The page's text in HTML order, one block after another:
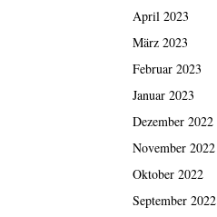
April 2023
März 2023
Februar 2023
Januar 2023
Dezember 2022
November 2022
Oktober 2022
September 2022